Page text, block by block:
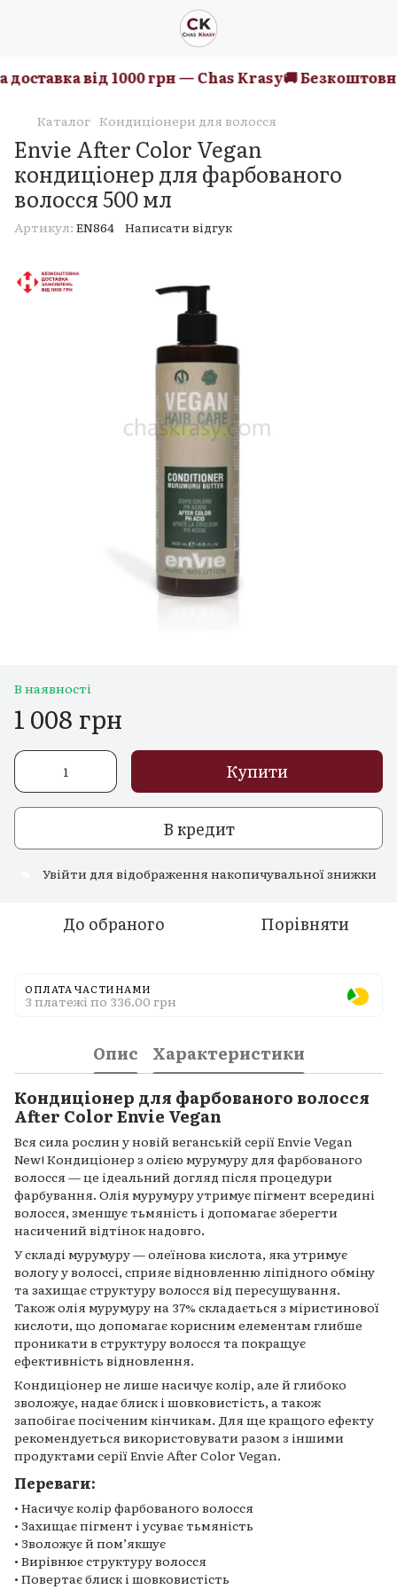
від 1000 грн — Chas Krasy🚚 Безкоштовна
Каталог Кондиціонери для волосся
Envie After Color Vegan
кондиціонер для фарбованого
волосся 500 мл
Артикул: EN864 Написати відгук
В наявності
1 008 грн
Купити
В кредит
Увійти для відображення накопичувальної знижки
До обраного Порівняти
ОПЛАТА ЧАСТИНАМИ
3 платежі по 336.00 грн
Опис
Характеристики
Кондиціонер для фарбованого волосся
After Color Envie Vegan
Вся сила рослин у новій веганській серії Envie Vegan
New! Кондиціонер з олією мурумуру для фарбованого
волосся — це ідеальний догляд після процедури
фарбування. Олія мурумуру утримує пігмент всередині
волосся, зменшує тьмяність і допомагає зберегти
насичений відтінок надовго.
У складі мурумуру — олеїнова кислота, яка утримує
вологу у волоссі, сприяє відновленню ліпідного обміну
та захищає структуру волосся від пересушування.
Також олія мурумуру на 37% складається з міристинової
кислоти, що допомагає корисним елементам глибше
проникати в структуру волосся та покращує
ефективність відновлення.
Кондиціонер не лише насичує колір, але й глибоко
зволожує, надає блиск і шовковистість, а також
запобігає посіченим кінчикам. Для ще кращого ефекту
рекомендується використовувати разом з іншими
продуктами серії Envie After Color Vegan.
Переваги:
• Насичує колір фарбованого волосся
• Захищає пігмент і усуває тьмяність
• Зволожує й пом’якшує
• Вирівнює структуру волосся
• Повертає блиск і шовковистість